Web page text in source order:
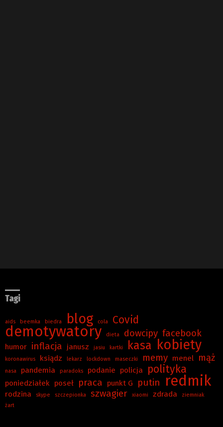
Tagi
aids beemka biedra blog cola Covid
demotywatory dieta dowcipy facebook
humor inflacja janusz jasiu kartki kasa kobiety
koronawirus ksiądz lekarz lockdown maseczki memy menel mąż
nasa pandemia paradoks podanie policja polityka
poniedziałek poseł praca punkt G putin redmik
rodzina skype szczepionka szwagier xiaomi zdrada
ziemniak
żart